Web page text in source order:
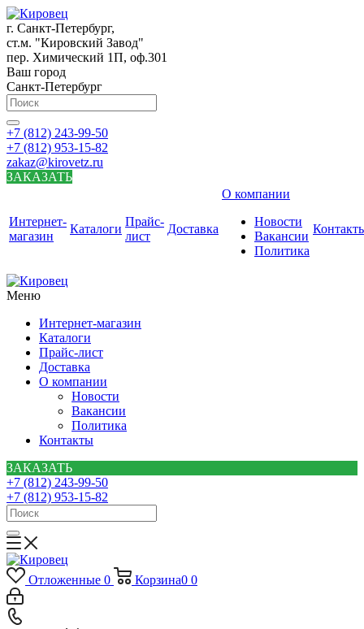
г. Санкт-Петербург,
ст.м. "Кировский Завод"
пер. Химический 1П, оф.301
Ваш город
Санкт-Петербург
+7 (812) 243-99-50
+7 (812) 953-15-82
zakaz@kirovetz.ru
ЗАКАЗАТЬ
Интернет-
магазин
Каталоги
Прайс-
лист
Доставка
О компании
Новости
Вакансии
Политика
Меню
Интернет-магазин
Каталоги
Прайс-лист
Доставка
О компании
Новости
Вакансии
Политика
Контакты
ЗАКАЗАТЬ
+7 (812) 243-99-50
+7 (812) 953-15-82
Отложенные 0 Корзина0 0